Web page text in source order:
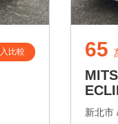
比較 65
新北市